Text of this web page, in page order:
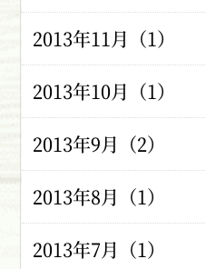
2013年11月（1）
2013年10月（1）
2013年9月（2）
2013年8月（1）
2013年7月（1）